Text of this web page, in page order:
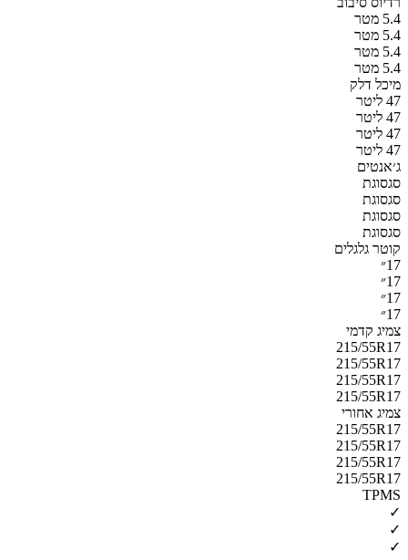
5.4 מטר
5.4 מטר
5.4 מטר
5.4 מטר
מיכל דלק
47 ליטר
47 ליטר
47 ליטר
47 ליטר
ג׳אנטים
סגסוגת
סגסוגת
סגסוגת
סגסוגת
קוטר גלגלים
17״
17״
17״
17״
צמיג קדמי
215/55R17
215/55R17
215/55R17
215/55R17
צמיג אחורי
215/55R17
215/55R17
215/55R17
215/55R17
TPMS
✓
✓
✓